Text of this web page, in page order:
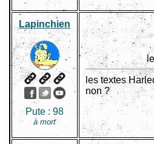
Lapinchien
Pute : 98
à mort
les textes
non ?